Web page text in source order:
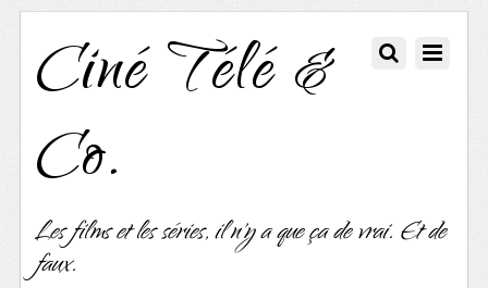
Ciné Télé &
Co.
Les films et les séries, il n'y a que ça de vrai. Et de
faux.